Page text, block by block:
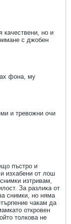
качествени, но и
с джобен
фона, му
и тревожни очи
пъстро и
изхабени от лош
изтривам,
За разлика от
снимки, но няма
чакам да
откровен
толкова не